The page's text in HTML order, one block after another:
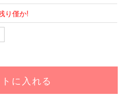
り僅か!